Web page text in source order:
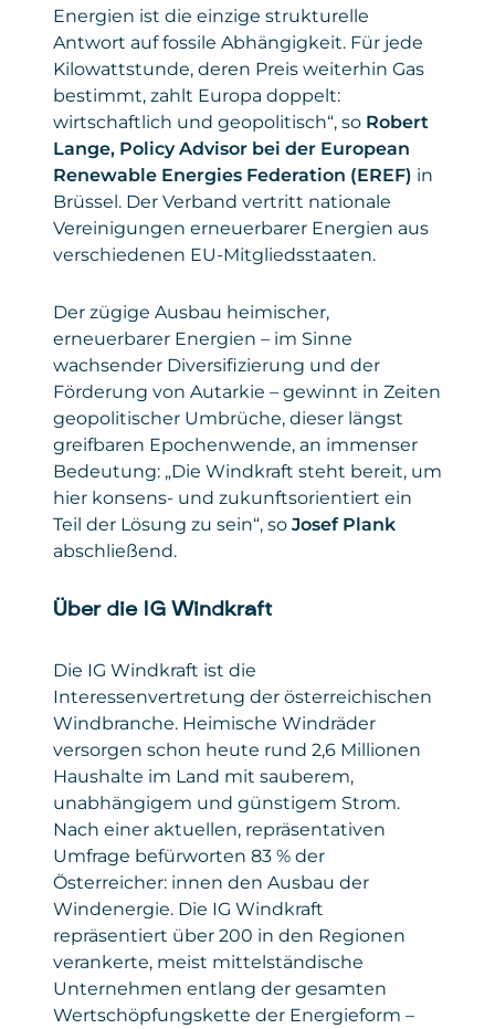
Energien ist die einzige strukturelle
Antwort auf fossile Abhängigkeit. Für jede
Kilowattstunde, deren Preis weiterhin Gas
bestimmt, zahlt Europa doppelt:
wirtschaftlich und geopolitisch“, so Robert
Lange, Policy Advisor bei der European
Renewable Energies Federation (EREF) in
Brüssel. Der Verband vertritt nationale
Vereinigungen erneuerbarer Energien aus
verschiedenen EU-Mitgliedsstaaten.
Der zügige Ausbau heimischer,
erneuerbarer Energien – im Sinne
wachsender Diversifizierung und der
Förderung von Autarkie – gewinnt in Zeiten
geopolitischer Umbrüche, dieser längst
greifbaren Epochenwende, an immenser
Bedeutung: „Die Windkraft steht bereit, um
hier konsens- und zukunftsorientiert ein
Teil der Lösung zu sein“, so Josef Plank
abschließend.
Über die IG Windkraft
Die IG Windkraft ist die
Interessenvertretung der österreichischen
Windbranche. Heimische Windräder
versorgen schon heute rund 2,6 Millionen
Haushalte im Land mit sauberem,
unabhängigem und günstigem Strom.
Nach einer aktuellen, repräsentativen
Umfrage befürworten 83 % der
Österreicher: innen den Ausbau der
Windenergie. Die IG Windkraft
repräsentiert über 200 in den Regionen
verankerte, meist mittelständische
Unternehmen entlang der gesamten
Wertschöpfungskette der Energieform –
Gesetzt von: Microsoft Corporation
Privacy Policy :
https://www.microsoft.com/de-
de/privacy/privacystatement